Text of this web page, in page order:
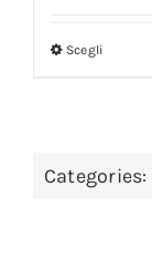
Scegli
Categories: